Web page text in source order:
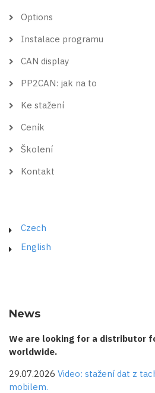
Options
Instalace programu
CAN display
PP2CAN: jak na to
Ke stažení
Ceník
Školení
Kontakt
Czech
English
News
We are looking for a distributor
worldwide.
29.07.2026 Video: stažení dat z
mobilem.